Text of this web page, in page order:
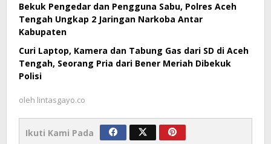
Bekuk Pengedar dan Pengguna Sabu, Polres Aceh
Tengah Ungkap 2 Jaringan Narkoba Antar
Kabupaten
Curi Laptop, Kamera dan Tabung Gas dari SD di Aceh
Tengah, Seorang Pria dari Bener Meriah Dibekuk
Polisi
oleh lintasgayo.co
Ikuti Kami Pada